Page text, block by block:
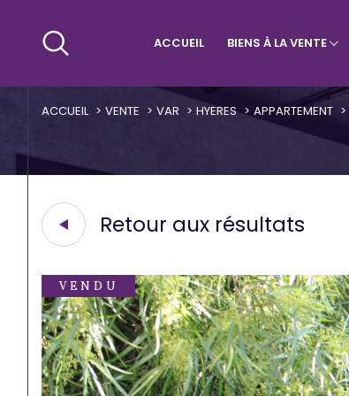
ACCUEIL BIENS À LA VENTE
Maisons & Villas
Villa
Qui sommes-nous ?
ACCUEIL VENTE VAR HYERES APPARTEMENT
Retour aux résultats
VENDU